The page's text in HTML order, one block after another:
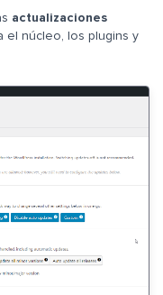
actualizaciones
el núcleo, los plugins y